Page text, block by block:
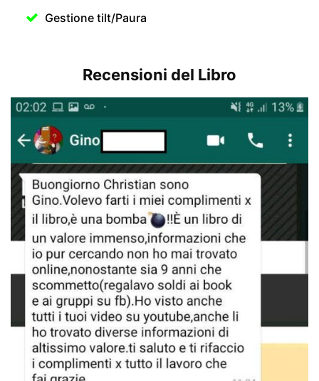
Gestione tilt/Paura
Recensioni del Libro